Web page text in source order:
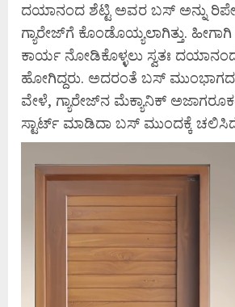
ದಯಾನಂದ ಶೆಟ್ಟಿ ಅವರ ಬಸ್ ಅನ್ನು
ಗ್ಯಾರೇಜ್​ಗೆ ಕೊಂಡೊಯ್ಯಲಾಗಿತ್ತು.
ಕಾರ್ಯ ನೋಡಿಕೊಳ್ಳಲು ಸ್ವತಃ
ಹೋಗಿದ್ದರು. ಅದರಂತೆ ಬಸ್
ವೇಳೆ, ಗ್ಯಾರೇಜ್​ನ ಮೆಕ್ಯಾನಿಕ್
ಸ್ಟಾರ್ಟ್ ಮಾಡಿದಾ ಬಸ್ ಮುಂದಕ್ಕೆ